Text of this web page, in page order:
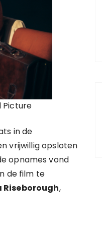
Picture
in de
vrijwillig opsloten
opnames vond
de film te
Riseborough,